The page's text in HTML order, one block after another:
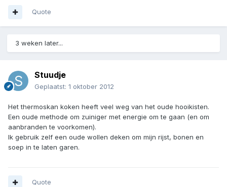
Quote
3 weken later...
Stuudje
Geplaatst: 1 oktober 2012
Het thermoskan koken heeft veel weg van het oude hooikisten.
Een oude methode om zuiniger met energie om te gaan (en om
aanbranden te voorkomen).
Ik gebruik zelf een oude wollen deken om mijn rijst, bonen en
soep in te laten garen.
Quote